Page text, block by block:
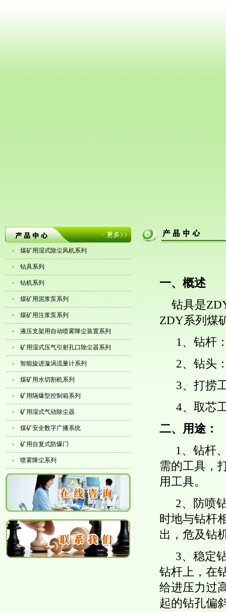
煤矿用湿式除尘风机系列
钻具系列
钻机系列
煤矿用泥浆泵系列
煤矿用注浆泵系列
液压支架用自动喷雾降尘装置系列
矿用湿式压气引射孔口除尘器系列
智能旋进漩涡流量计系列
煤矿用水切割机系列
矿用隔爆型控制箱系列
矿用湿式气动除尘器
煤矿安全数字广播系统
矿用自复式防爆门
喷雾降尘系列
一、概述
钻具是
ZDY系列煤
1、钻杆
2、钻头
3、打捞
4、取芯
二、用途：
1、钻杆
需的工具，
用工具。
2、防喷
时地与钻杆
出，危及钻
3、稳定
钻杆上，在
给进压力过
起的钻孔偏